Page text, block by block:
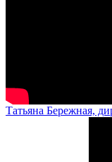
Татьяна Бережная,